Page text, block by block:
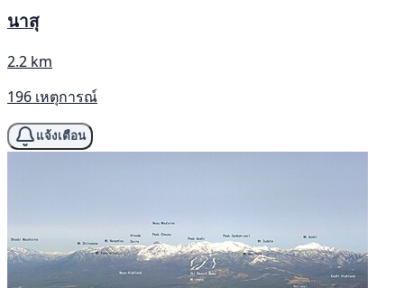
นาสุ
2.2 km
196 เหตุการณ์
แจ้งเตือน